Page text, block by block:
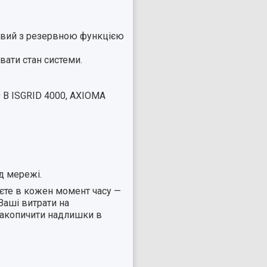
з резервною функцією
стан системи.
ISGRID 4000, AXIOMA
мережі.
в кожен момент часу —
витрати на
надлишки в